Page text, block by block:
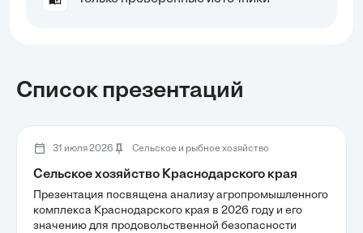
Список презентаций
31 июля 2026 Сельское и рыбное хозяйство
Сельское хозяйство Краснодарского края
Презентация посвящена анализу агропромышленного
комплекса Краснодарского края в 2026 году и его
значению для продовольственной безопасности